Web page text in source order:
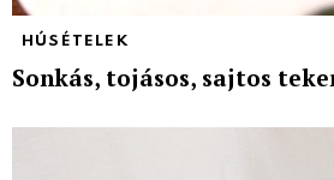
HÚSÉTELEK
Sonkás, tojásos, sajtos